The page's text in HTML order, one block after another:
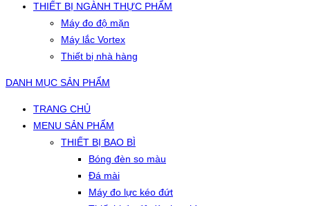
THIẾT BỊ NGÀNH THỰC PHẨM
Máy đo độ mặn
Máy lắc Vortex
Thiết bị nhà hàng
DANH MỤC SẢN PHẨM
TRANG CHỦ
MENU SẢN PHẨM
THIẾT BỊ BAO BÌ
Bóng đèn so màu
Đá mài
Máy đo lực kéo đứt